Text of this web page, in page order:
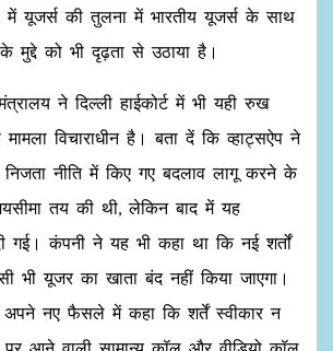
में यूजर्स की तुलना में भारतीय यूजर्स के साथ
के मुद्दे को भी दृढ़ता से उठाया है।
ने दिल्ली हाईकोर्ट में भी यही रुख
विचाराधीन है। बता दें कि व्हाट्सऐप ने
नीति में किए गए बदलाव लागू करने के
तय की थी, लेकिन बाद में यह
गई। कंपनी ने यह भी कहा था कि नई शर्तों
भी यूजर का खाता बंद नहीं किया जाएगा।
नए फैसले में कहा कि शर्तें स्वीकार न